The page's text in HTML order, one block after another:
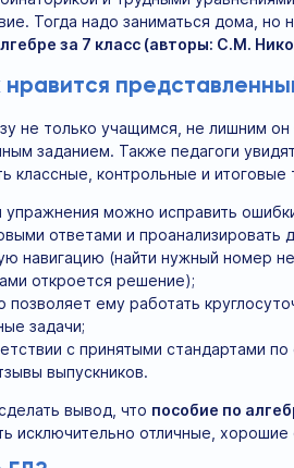
Тогда надо заниматься дома,
за 7 класс (авторы: С.М.
нравится
не только учащимся, не лишним
заданием. Также педагоги
классные, контрольные и
упражнения можно исправить
ответами и проанализировать
навигацию (найти нужный номер
откроется решение);
ему работать
задачи;
с принятыми стандартами по
выпускников.
вывод, что пособие по
исключительно отличные, хорошие